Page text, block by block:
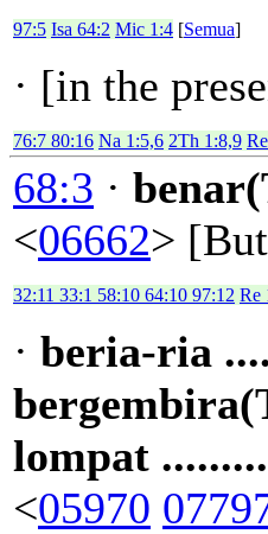
97:5 Isa 64:2 Mic 1:4 [Semua]
· [in the
76:7 80:16 Na 1:5,6 2Th 1:8,9
68:3 ·
<06662>
32:11 33:1 58:10 64:10 97:12 Re
· beria-ria
lompat
<05970